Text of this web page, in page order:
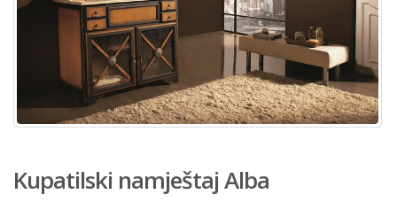
Kupatilski namještaj Alba